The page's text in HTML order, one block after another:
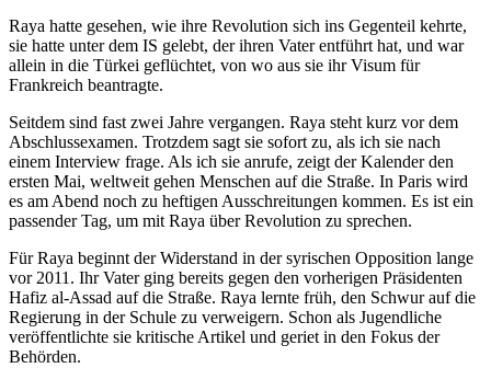
Raya hatte gesehen, wie ihre Revolution sich ins Gegenteil kehrte,
sie hatte unter dem IS gelebt, der ihren Vater entführt hat, und war
allein in die Türkei geflüchtet, von wo aus sie ihr Visum für
Frankreich beantragte.
Seitdem sind fast zwei Jahre vergangen. Raya steht kurz vor dem
Abschlussexamen. Trotzdem sagt sie sofort zu, als ich sie nach
einem Interview frage. Als ich sie anrufe, zeigt der Kalender den
ersten Mai, weltweit gehen Menschen auf die Straße. In Paris wird
es am Abend noch zu heftigen Ausschreitungen kommen. Es ist ein
passender Tag, um mit Raya über Revolution zu sprechen.
Für Raya beginnt der Widerstand in der syrischen Opposition lange
vor 2011. Ihr Vater ging bereits gegen den vorherigen Präsidenten
Hafiz al-Assad auf die Straße. Raya lernte früh, den Schwur auf die
Regierung in der Schule zu verweigern. Schon als Jugendliche
veröffentlichte sie kritische Artikel und geriet in den Fokus der
Behörden.